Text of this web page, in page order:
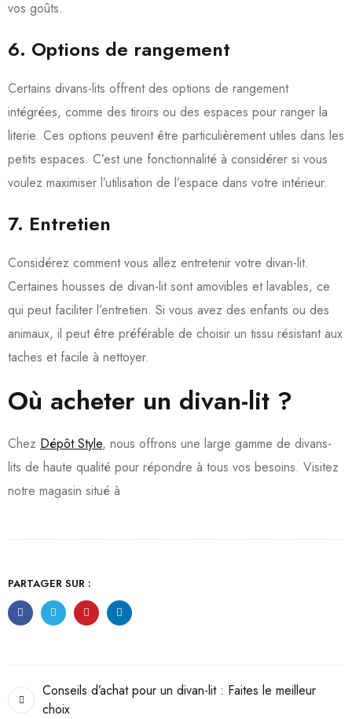
vos goûts.
6. Options de rangement
Certains divans-lits offrent des options de rangement
intégrées, comme des tiroirs ou des espaces pour ranger la
literie. Ces options peuvent être particulièrement utiles dans les
petits espaces. C’est une fonctionnalité à considérer si vous
voulez maximiser l’utilisation de l’espace dans votre intérieur.
7. Entretien
Considérez comment vous allez entretenir votre divan-lit.
Certaines housses de divan-lit sont amovibles et lavables, ce
qui peut faciliter l’entretien. Si vous avez des enfants ou des
animaux, il peut être préférable de choisir un tissu résistant aux
taches et facile à nettoyer.
Où acheter un divan-lit ?
Chez Dépôt Style, nous offrons une large gamme de divans-
lits de haute qualité pour répondre à tous vos besoins. Visitez
notre magasin situé à
PARTAGER SUR :
Conseils d’achat pour un divan-lit : Faites le meilleur
choix